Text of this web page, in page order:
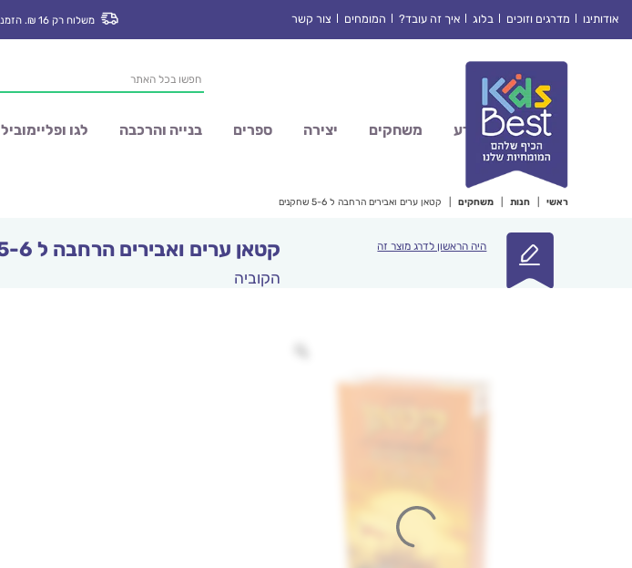
אודותינו מדרגים וזוכים בלוג איך זה עובד? המומחים צור קשר משלוח רק 16 ₪. הזמנות מעל 250 ₪ משלוח נק’ איסוף חינם
Products
search
מדע משחקים יצירה ספרים בנייה והרכבה לגו ופליימוביל
ראשי חנות משחקים קטאן ערים ואבירים הרחבה ל 5-6 שחקנים
היה הראשון לדרג מוצר זה קטאן ערים ואבירים הרחבה ל 5-6 שחקנים
הקוביה